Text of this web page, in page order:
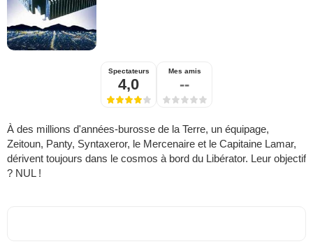
Spectateurs
4,0
Mes amis
--
À des millions d'années-burosse de la Terre, un équipage,
Zeitoun, Panty, Syntaxeror, le Mercenaire et le Capitaine Lamar,
dérivent toujours dans le cosmos à bord du Libérator. Leur objectif
? NUL !